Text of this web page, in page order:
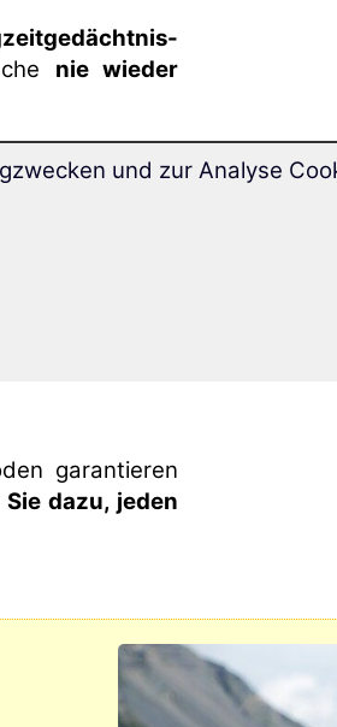
nie wieder
Technologie
garantieren
dazu, jeden
und zur Analyse